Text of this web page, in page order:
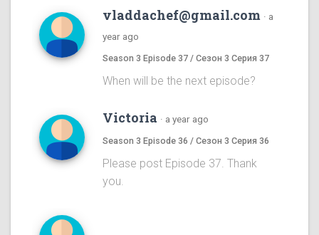
vladdachef@gmail.com · a
year ago
Season 3 Episode 37 / Сезон 3 Серия 37
When will be the next episode?
Victoria · a year ago
Season 3 Episode 36 / Сезон 3 Серия 36
Please post Episode 37. Thank
you.